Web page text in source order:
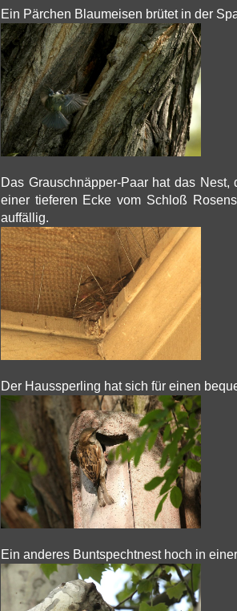
Ein Pärchen Blaumeisen brütet in der
Das Grauschnäpper-Paar hat das
einer tieferen Ecke vom Schloß
auffällig.
Der Haussperling hat sich für einen
Ein anderes Buntspechtnest hoch in